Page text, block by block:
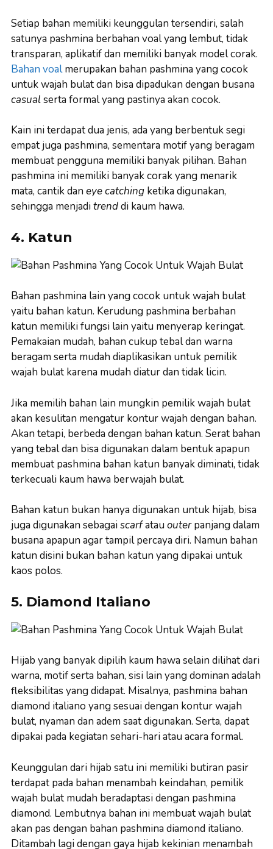
Setiap bahan memiliki keunggulan tersendiri, salah
satunya pashmina berbahan voal yang lembut, tidak
transparan, aplikatif dan memiliki banyak model corak.
Bahan voalmerupakan bahan pashmina yang cocok
untuk wajah bulat dan bisa dipadukan dengan busana
casualserta formal yang pastinya akan cocok.
Kain ini terdapat dua jenis, ada yang berbentuk segi
empat juga pashmina, sementara motif yang beragam
membuat pengguna memiliki banyak pilihan. Bahan
pashmina ini memiliki banyak corak yang menarik
mata, cantik dan eye catching ketika digunakan,
sehingga menjaditrenddi kaum hawa.
4. Katun
Bahan pashmina lain yang cocok untuk wajah bulat
yaitu bahan katun. Kerudung pashmina berbahan
katun memiliki fungsi lain yaitu menyerap keringat.
Pemakaian mudah, bahan cukup tebal dan warna
beragam serta mudah diaplikasikan untuk pemilik
wajah bulat karena mudah diatur dan tidak licin.
Jika memilih bahan lain mungkin pemilik wajah bulat
akan kesulitan mengatur kontur wajah dengan bahan.
Akan tetapi, berbeda dengan bahan katun. Serat bahan
yang tebal dan bisa digunakan dalam bentuk apapun
membuat pashmina bahan katun banyak diminati, tidak
terkecuali kaum hawa berwajah bulat.
Bahan katun bukan hanya digunakan untuk hijab, bisa
juga digunakan sebagaiscarfatau outerpanjang dalam
busana apapun agar tampil percaya diri. Namun bahan
katun disini bukan bahan katun yang dipakai untuk
kaos polos.
5. Diamond Italiano
Hijab yang banyak dipilih kaum hawa selain dilihat dari
warna, motif serta bahan, sisi lain yang dominan adalah
fleksibilitas yang didapat. Misalnya, pashmina bahan
diamond italiano yang sesuai dengan kontur wajah
bulat, nyaman dan adem saat digunakan. Serta, dapat
dipakai pada kegiatan sehari-hari atau acara formal.
Keunggulan dari hijab satu ini memiliki butiran pasir
terdapat pada bahan menambah keindahan, pemilik
wajah bulat mudah beradaptasi dengan pashmina
diamond. Lembutnya bahan ini membuat wajah bulat
akan pas dengan bahan pashmina diamond italiano.
Ditambah lagi dengan gaya hijab kekinian menambah